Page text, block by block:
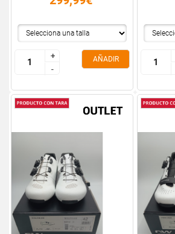
+
-
+
-
AÑADIR